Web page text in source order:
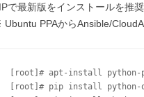
で最新版をインストールを推奨
Ubuntu PPAからAnsible/
[root]# apt-install python-
[root]# pip install python-